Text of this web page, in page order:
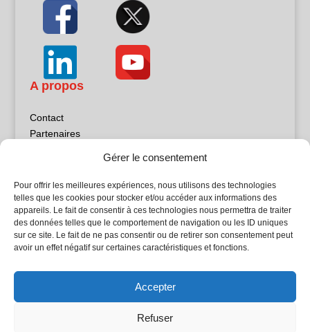
Gérer le consentement
Pour offrir les meilleures expériences, nous utilisons des technologies
telles que les cookies pour stocker et/ou accéder aux informations des
appareils. Le fait de consentir à ces technologies nous permettra de traiter
des données telles que le comportement de navigation ou les ID uniques
sur ce site. Le fait de ne pas consentir ou de retirer son consentement peut
avoir un effet négatif sur certaines caractéristiques et fonctions.
Accepter
Refuser
A propos
Contact
Partenaires
Politique de confidentialité
Sites partenaires
5Façades
Atrium Patrimoine
L'Atelier Bois